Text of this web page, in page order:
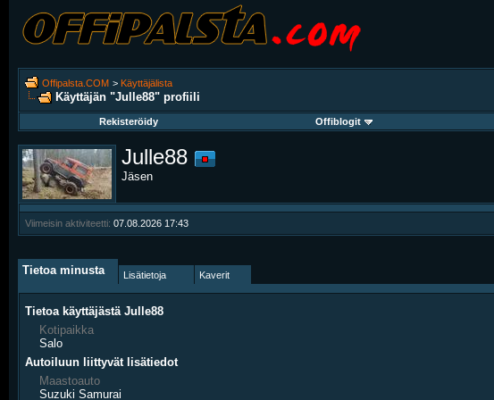
Offipalsta.COM > Käyttäjälista
Käyttäjän "Julle88" profiili
Rekisteröidy
Offiblogit
Julle88
Jäsen
Viimeisin aktiviteetti: 07.08.2026 17:43
Tietoa minusta Lisätietoja Kaverit
Tietoa käyttäjästä Julle88
Kotipaikka
Salo
Autoiluun liittyvät lisätiedot
Maastoauto
Suzuki Samurai